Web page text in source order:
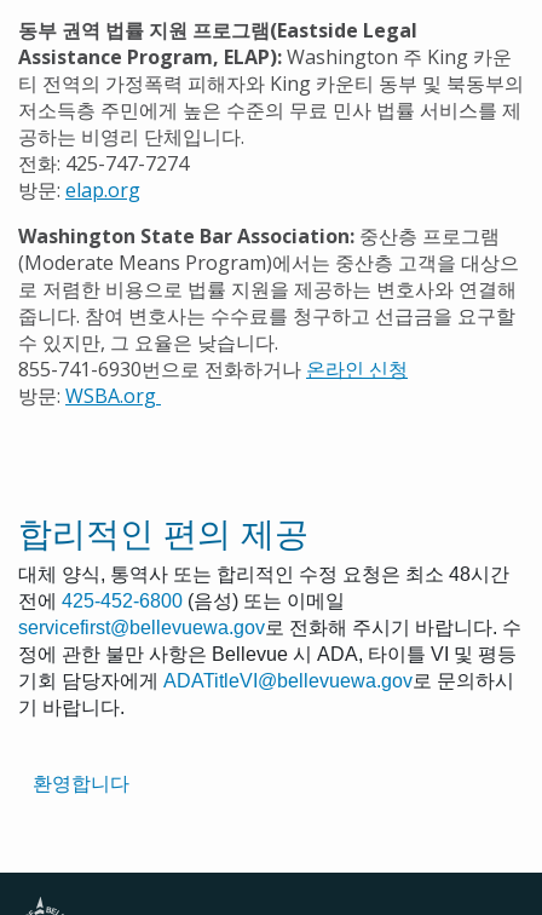
Translated
환영합니다
동부 권역 법률 지원 프로그램(Eastside Legal
Assistance Program, ELAP):Washington 주 King 카운
티 전역의 가정폭력 피해자와 King 카운티 동부 및 북동부의
저소득층 주민에게 높은 수준의 무료 민사 법률 서비스를 제
공하는 비영리 단체입니다.
전화: 425-747-7274
방문: elap.org
Washington State Bar Association: 중산층 프로그램
(Moderate Means Program)에서는 중산층 고객을 대상으
로 저렴한 비용으로 법률 지원을 제공하는 변호사와 연결해
줍니다. 참여 변호사는 수수료를 청구하고 선급금을 요구할
수 있지만, 그 요율은 낮습니다.
855-741-6930번으로 전화하거나 온라인 신청
방문: WSBA.org
합리적인 편의 제공
대체 양식, 통역사 또는 합리적인 수정 요청은 최소 48시간
전에 425-452-6800 (음성) 또는 이메일
servicefirst@bellevuewa.gov로 전화해 주시기 바랍니다. 수
정에 관한 불만 사항은 Bellevue 시 ADA, 타이틀 VI 및 평등
기회 담당자에게 ADATitleVI@bellevuewa.gov로 문의하시
기 바랍니다.